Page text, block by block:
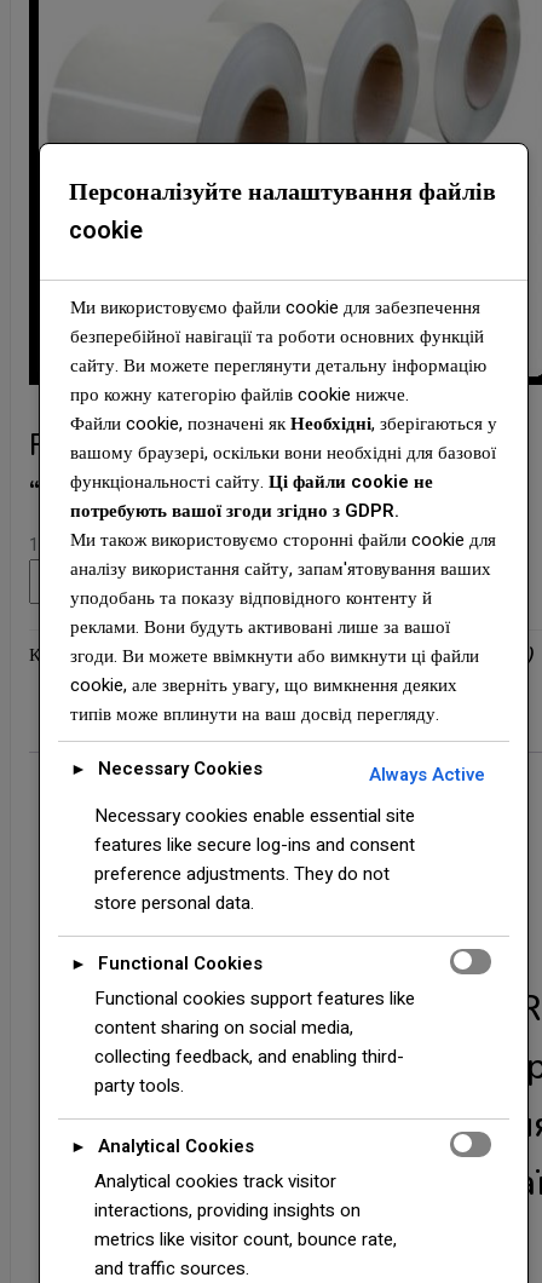
RAL 9003 — 0,7 мм Гладкий Лист
“Dongbu Steel” (Юж. Корея )
1 180,00₴
9003
0,7
Гладкий
Лист
"Dongbu
Категорія:Гладкий Лист — DONGBU STEEL ( Південна Корея)
Опис Додаткова інформація Відгуки (0)
Опис
Рулонна сталь 0,7 мм —
гладкий листочок
з полімерним покриттям
9003 "Dongbu Steel" (
) — оформити
Києві — доставка по
Персоналізуйте налаштування файлів
cookie
Ми використовуємо файли cookie для забезпечення
безперебійної навігації та роботи основних функцій
сайту. Ви можете переглянути детальну інформацію
про кожну категорію файлів cookie нижче.
Файли cookie, позначені якНеобхідні, зберігаються у
вашому браузері, оскільки вони необхідні для базової
функціональності сайту. Ці файли cookie не
потребують вашої згоди згідно з GDPR.
Ми також використовуємо сторонні файли cookie для
аналізу використання сайту, запам'ятовування ваших
уподобань та показу відповідного контенту й
реклами. Вони будуть активовані лише за вашої
згоди. Ви можете ввімкнути або вимкнути ці файли
cookie, але зверніть увагу, що вимкнення деяких
типів може вплинути на ваш досвід перегляду.
► Necessary Cookies
Always Active
Necessary cookies enable essential site
features like secure log-ins and consent
preference adjustments. They do not
store personal data.
►
Functional Cookies
Functional cookies support features like
content sharing on social media,
collecting feedback, and enabling third-
party tools.
►
Analytical Cookies
Analytical cookies track visitor
interactions, providing insights on
metrics like visitor count, bounce rate,
and traffic sources.